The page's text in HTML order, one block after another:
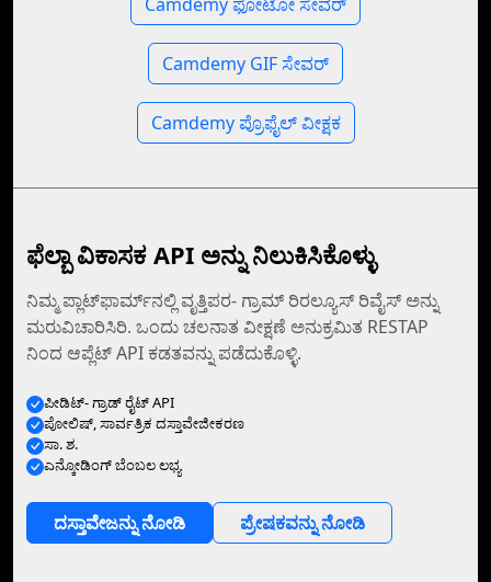
Camdemy GIF ಸೇವರ್
Camdemy ಪ್ರೊಫೈಲ್ ವೀಕ್ಷಕ
ಫೆಲ್ಬಾ ವಿಕಾಸಕ API ಅನ್ನು ನಿಲುಕಿಸಿಕೊಳ್ಳು
ನಿಮ್ಮ ಪ್ಲಾಟ್‌ಫಾರ್ಮ್‌ನಲ್ಲಿ ವೃತ್ತಿಪರ- ಗ್ರಾಮ್ ರಿರಲ್ಯೂಸ್ ರಿವೈಸ್‌ ಅನ್ನು
ಮರುವಿಚಾರಿಸಿರಿ. ಒಂದು ಚಲನಾತ ವೀಕ್ಷಣೆ ಅನುಕ್ರಮಿತ RESTAP
ನಿಂದ ಆಪ್ಲೆಟ್‌ API ಕಡತವನ್ನು ಪಡೆದುಕೊಳ್ಳಿ.
ಪೀಡಿಟ್- ಗ್ರಾಡ್ ರೈಟ್ API
ಪೋಲಿಷ್, ಸಾರ್ವತ್ರಿಕ ದಸ್ತಾವೇಜೀಕರಣ
ಸಾ. ಶ.
ಎನ್ಕೋಡಿಂಗ್‌ ಬೆಂಬಲ ಲಭ್ಯ
ದಸ್ತಾವೇಜನ್ನು ನೋಡಿ ಪ್ರೇಷಕವನ್ನು ನೋಡಿ